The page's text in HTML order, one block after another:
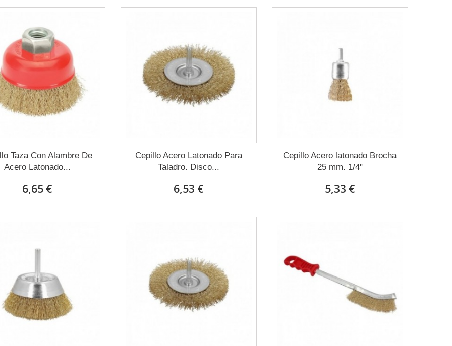
Taza Con Alambre De
Acero Latonado...
6,65 €
Cepillo Acero Latonado Para
Taladro. Disco...
6,53 €
Cepillo Acero latonado Brocha
25 mm. 1/4"
5,33 €